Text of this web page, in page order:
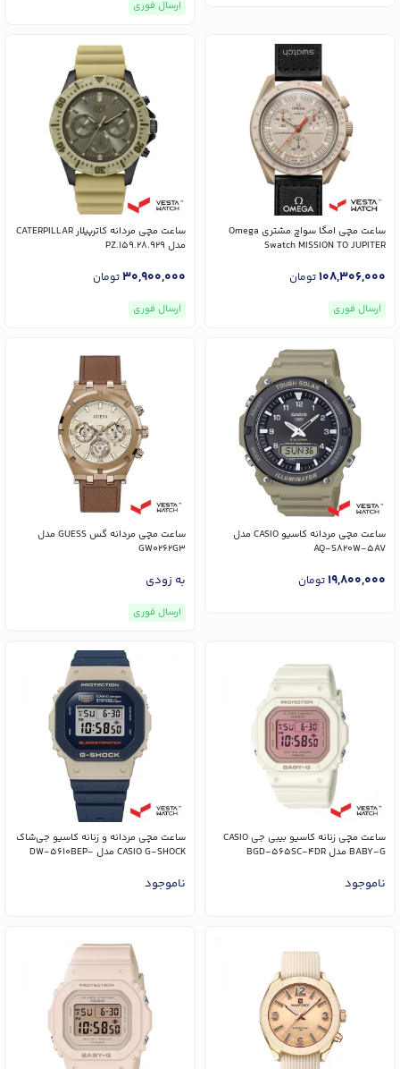
ارسال فوری
ساعت مچی امگا سواچ مشتری Omega
Swatch MISSION TO JUPITER
108,306,000تومان
ارسال فوری
ساعت مچی مردانه کاترپیلار CATERPILLAR
مدل PZ.159.28.929
30,900,000تومان
ارسال فوری
ساعت مچی مردانه کاسیو CASIO مدل
AQ-S820W-5AV
19,800,000تومان
ساعت مچی مردانه گس GUESS مدل
GW0262G3
به زودی
ارسال فوری
ساعت مچی زنانه کاسیو بیبی جی CASIO
BABY-G مدل BGD-565SC-4DR
ناموجود
ساعت مچی مردانه و زنانه کاسیو جی‌شاک
CASIO G-SHOCK مدل DW-5610BEP-
ناموجود